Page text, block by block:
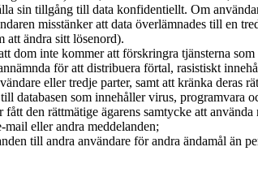
sin tillgång till data konfidentiellt. Om
misstänker att data överlämnades till en
att ändra sitt lösenord).
dom inte kommer att förskringra tjänsterna
för att distribuera förtal, rasistiskt
eller tredje parter, samt att kränka deras
databasen som innehåller virus, programvara
fått den rättmätige ägarens samtycke att använda
eller andra meddelanden;
till andra användare för andra ändamål än